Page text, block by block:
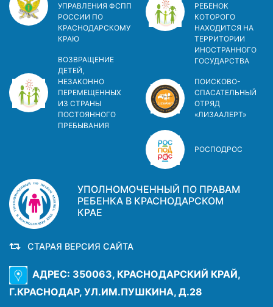
УПРАВЛЕНИЯ ФСПП
РОССИИ ПО
КРАСНОДАРСКОМУ
КРАЮ
ВОЗВРАЩЕНИЕ
ДЕТЕЙ,
НЕЗАКОННО
ПЕРЕМЕЩЕННЫХ
ИЗ СТРАНЫ
ПОСТОЯННОГО
ПРЕБЫВАНИЯ
РЕБЕНОК
КОТОРОГО
НАХОДИТСЯ НА
ТЕРРИТОРИИ
ИНОСТРАННОГО
ГОСУДАРСТВА
ПОИСКОВО-
СПАСАТЕЛЬНЫЙ
ОТРЯД
«ЛИЗААЛЕРТ»
РОСПОДРОС
УПОЛНОМОЧЕННЫЙ ПО ПРАВАМ
РЕБЕНКА В КРАСНОДАРСКОМ
КРАЕ
СТАРАЯ ВЕРСИЯ САЙТА
АДРЕС: 350063, КРАСНОДАРСКИЙ КРАЙ,
Г.КРАСНОДАР, УЛ.ИМ.ПУШКИНА, Д.28